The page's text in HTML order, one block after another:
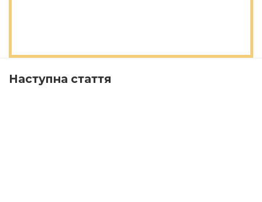
Наступна стаття